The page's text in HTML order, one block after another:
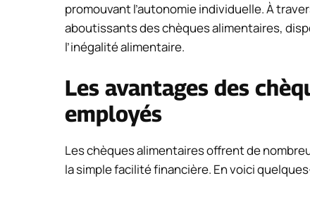
promouvant l’autonomie individuelle. À
aboutissants des chèques alimentaires,
l’inégalité alimentaire.
Les avantages des
employés
Les chèques alimentaires offrent de
la simple facilité financière. En voici